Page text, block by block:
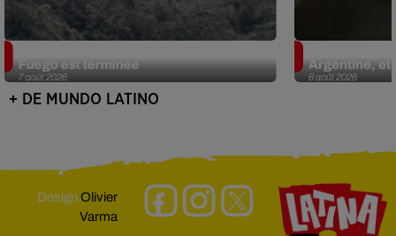
7 août 2026
Fuego est terminée
6 août 2026
Argentine, et
+ DE MUNDO LATINO
DesignOlivier
Varma